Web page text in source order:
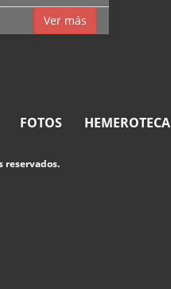
Ver más
FOTOS HEMEROTECA
reservados.